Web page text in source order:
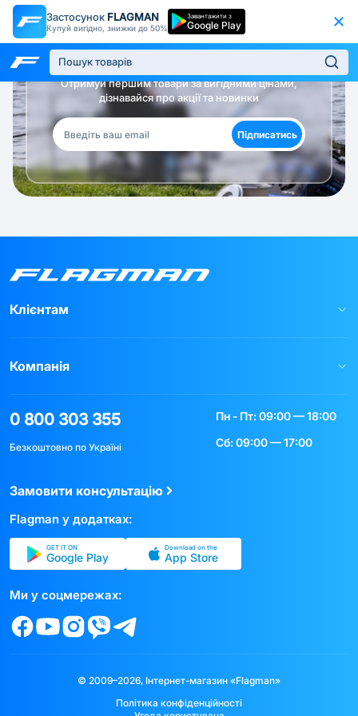
Застосунок FLAGMAN
Купуй вигідно, знижки до 50%
Завантажити з
Google Play
Будь в курсі!
Отримуй першим товари за вигідними цінами,
дізнавайся про акції та новинки
Підписатись
Клієнтам
Компанія
0 800 303 355
Безкоштовно по Україні
Пн - Пт: 09:00 — 18:00
Сб: 09:00 — 17:00
Замовити консультацію
Flagman у додатках:
GET IT ON
Google Play
Download on the
App Store
Ми у соцмережах:
© 2009–2026, Інтернет-магазин «Flagman»
Політика конфіденційності